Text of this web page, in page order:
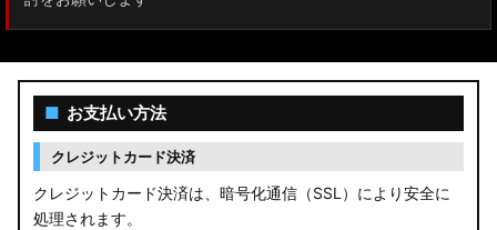
■ お支払い方法
クレジットカード決済
クレジットカード決済は、暗号化通信（SSL）により安全に
処理されます。